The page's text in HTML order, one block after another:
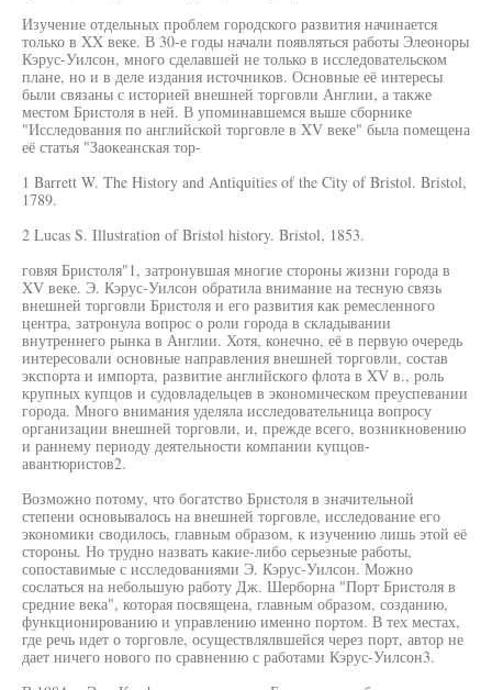
Изучение отдельных проблем городского развития начинается
только в XX веке. В 30-е годы начали появляться работы Элеоноры
Кэрус-Уилсон, много сделавшей не только в исследовательском
плане, но и в деле издания источников. Основные её интересы
были связаны с историей внешней торговли Англии, а также
местом Бристоля в ней. В упоминавшемся выше сборнике
"Исследования по английской торговле в XV веке" была помещена
её статья "Заокеанская тор-
1 Barrett W. The History and Antiquities of the City of Bristol. Bristol,
1789.
2 Lucas S. Illustration of Bristol history. Bristol, 1853.
говяя Бристоля"1, затронувшая многие стороны жизни города в
XV веке. Э. Кэрус-Уилсон обратила внимание на тесную связь
внешней торговли Бристоля и его развития как ремесленного
центра, затронула вопрос о роли города в складывании
внутреннего рынка в Англии. Хотя, конечно, её в первую очередь
интересовали основные направления внешней торговли, состав
экспорта и импорта, развитие английского флота в XV в., роль
крупных купцов и судовладельцев в экономическом преуспевании
города. Много внимания уделяла исследовательница вопросу
организации внешней торговли, и, прежде всего, возникновению
и раннему периоду деятельности компании купцов-
авантюристов2.
Возможно потому, что богатство Бристоля в значительной
степени основывалось на внешней торговле, исследование его
экономики сводилось, главным образом, к изучению лишь этой её
стороны. Но трудно назвать какие-либо серьезные работы,
сопоставимые с исследованиями Э. Кэрус-Уилсон. Можно
сослаться на небольшую работу Дж. Шерборна "Порт Бристоля в
средние века", которая посвящена, главным образом, созданию,
функционированию и управлению именно портом. В тех местах,
где речь идет о торговле, осуществлялвшейся через порт, автор не
дает ничего нового по сравнению с работами Кэрус-Уилсон3.